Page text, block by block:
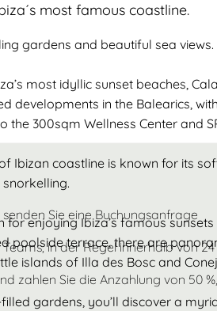
most famous coastline.
gardens and beautiful sea views.
most idyllic sunset beaches,
developments in the Balearics,
300sqm Wellness Center and
Ibizan coastline is known for its
enjoying Ibiza’s famous
poolside terrace, there are
islands of Illa des Bosc and
gardens, you’ll discover a
Sie eine Buchungsanfrage
in der Regel innerhalb von
zahlen Sie die Anzahlung von 50